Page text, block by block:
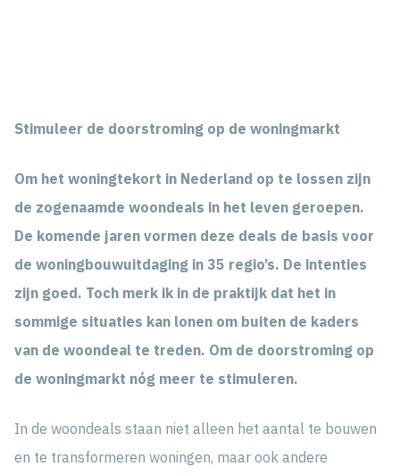
Stimuleer de doorstroming op de woningmarkt
Om het woningtekort in Nederland op te lossen zijn
de zogenaamde woondeals in het leven geroepen.
De komende jaren vormen deze deals de basis voor
de woningbouwuitdaging in 35 regio’s. De intenties
zijn goed. Toch merk ik in de praktijk dat het in
sommige situaties kan lonen om buiten de kaders
van de woondeal te treden. Om de doorstroming op
de woningmarkt nóg meer te stimuleren.
In de woondeals staan niet alleen het aantal te bouwen
en te transformeren woningen, maar ook andere